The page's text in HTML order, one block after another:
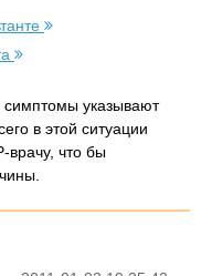
указывают
в этой ситуации
врачу, что бы